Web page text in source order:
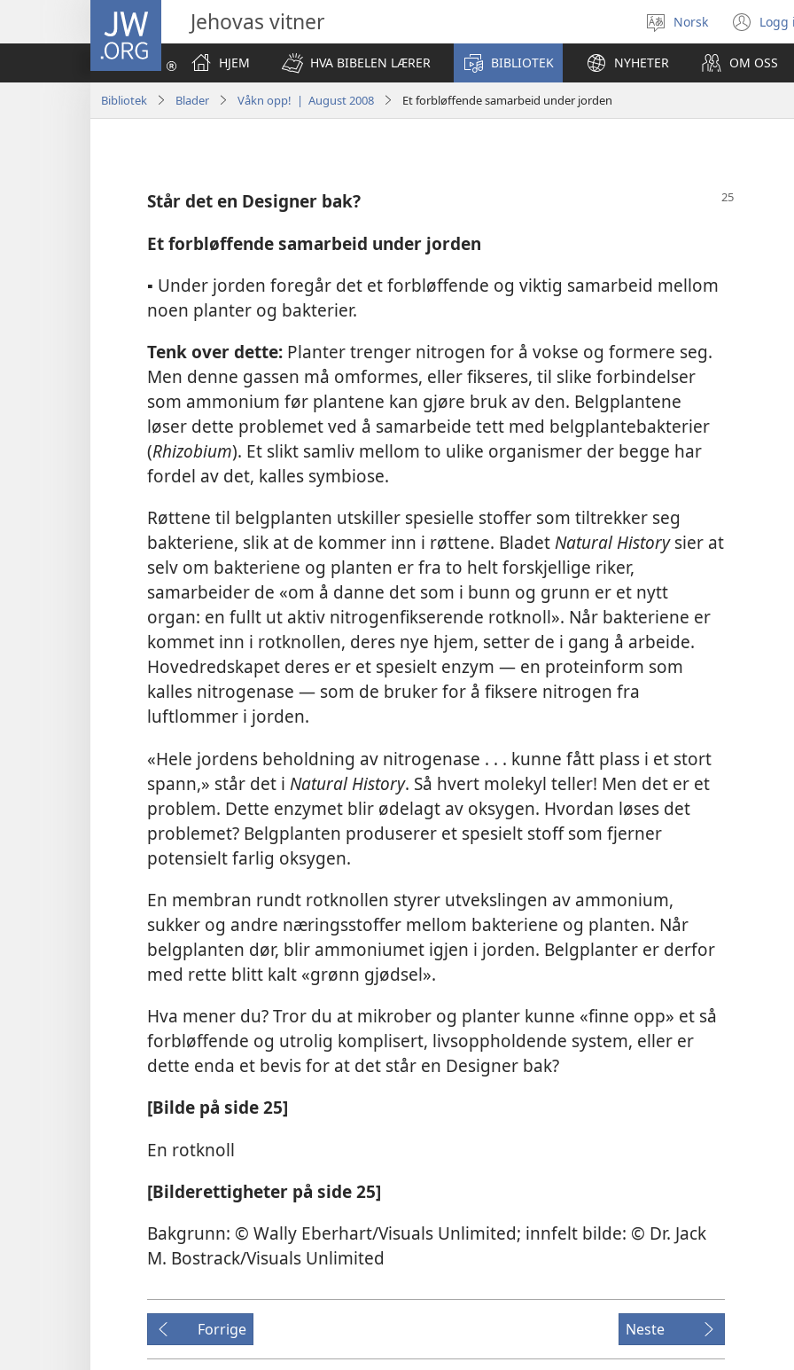
JW.ORG Jehovas vitner
Velg
språk
Norsk Logg
nytt
HJEM
HVA BIBELEN LÆRER BIBLIOTEK NYHETER OM OSS
Bibliotek Blader Våkn opp! | August 2008 Et forbløffende samarbeid under jorden
Står det en Designer bak?
Et forbløffende samarbeid under jorden
▪ Under jorden foregår det et forbløffende og viktig samarbeid mellom
noen planter og bakterier.
Tenk over dette: Planter trenger nitrogen for å vokse og formere seg.
Men denne gassen må omformes, eller fikseres, til slike forbindelser
som ammonium før plantene kan gjøre bruk av den. Belgplantene
løser dette problemet ved å samarbeide tett med belgplantebakterier
(Rhizobium). Et slikt samliv mellom to ulike organismer der begge har
fordel av det, kalles symbiose.
Røttene til belgplanten utskiller spesielle stoffer som tiltrekker seg
bakteriene, slik at de kommer inn i røttene. BladetNatural Historysier at
selv om bakteriene og planten er fra to helt forskjellige riker,
samarbeider de «om å danne det som i bunn og grunn er et nytt
organ: en fullt ut aktiv nitrogenfikserende rotknoll». Når bakteriene er
kommet inn i rotknollen, deres nye hjem, setter de i gang å arbeide.
Hovedredskapet deres er et spesielt enzym — en proteinform som
kalles nitrogenase — som de bruker for å fiksere nitrogen fra
luftlommer i jorden.
«Hele jordens beholdning av nitrogenase . . . kunne fått plass i et stort
spann,» står det i Natural History. Så hvert molekyl teller! Men det er et
problem. Dette enzymet blir ødelagt av oksygen. Hvordan løses det
problemet? Belgplanten produserer et spesielt stoff som fjerner
potensielt farlig oksygen.
En membran rundt rotknollen styrer utvekslingen av ammonium,
sukker og andre næringsstoffer mellom bakteriene og planten. Når
belgplanten dør, blir ammoniumet igjen i jorden. Belgplanter er derfor
med rette blitt kalt «grønn gjødsel».
Hva mener du? Tror du at mikrober og planter kunne «finne opp» et så
forbløffende og utrolig komplisert, livsoppholdende system, eller er
dette enda et bevis for at det står en Designer bak?
[Bilde på side 25]
En rotknoll
[Bilderettigheter på side 25]
Bakgrunn: © Wally Eberhart/Visuals Unlimited; innfelt bilde: © Dr. Jack
M. Bostrack/Visuals Unlimited
Forrige Neste